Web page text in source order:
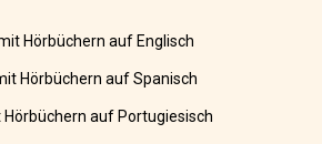
Hörbüchern auf Englisch
Hörbüchern auf Spanisch
Hörbüchern auf Portugiesisch